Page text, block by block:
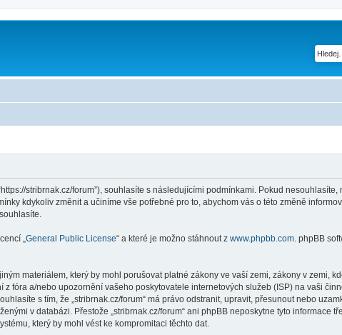
stribrnak.cz/forum”), souhlasíte s následujícími podmínkami. Pokud
kdykoliv změnit a učiníme vše potřebné pro to, abychom vás o této změně
„General Public License“ a které je možno stáhnout z www.phpbb.com. phpBB
materiálem, který by mohl porušovat platné zákony ve vaší zemi, zákony v zemi,
fóra a/nebo upozornění vašeho poskytovatele internetových služeb (ISP) na vaši
s tím, že „stribrnak.cz/forum“ má právo odstranit, upravit, přesunout nebo
v databázi. Přestože „stribrnak.cz/forum“ ani phpBB neposkytne tyto informace
který by mohl vést ke kompromitaci těchto dat.